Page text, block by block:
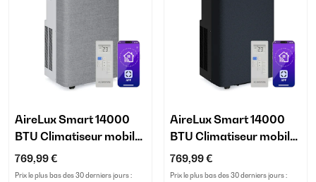
AireLux Smart 14000
BTU Climatiseur mobile
Gris
769,99 €
Prix le plus bas des 30 derniers jours :
AireLux Smart 14000
BTU Climatiseur mobile
Gris foncé
769,99 €
Prix le plus bas des 30 derniers jours :